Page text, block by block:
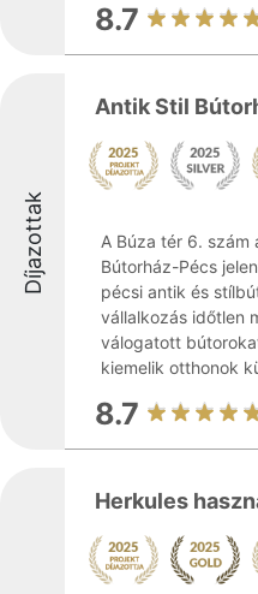
8.7
Díjazottak
Antik Stil
A Búza tér 6. szám
Bútorház-Pécs
pécsi antik és
vállalkozás időtlen
válogatott
kiemelik otthonok
8.7
Herkules